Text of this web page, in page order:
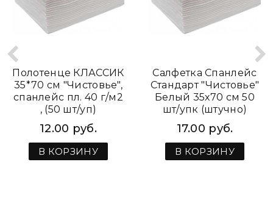
Полотенце КЛАССИК
35*70 см "Чистовье",
спанлейс пл. 40 г/м2
, (50 шт/уп)
12.00 руб.
В КОРЗИНУ
Салфетка Спанлейс
Стандарт "Чистовье"
Белый 35х70 см 50
шт/упк (штучно)
17.00 руб.
В КОРЗИНУ